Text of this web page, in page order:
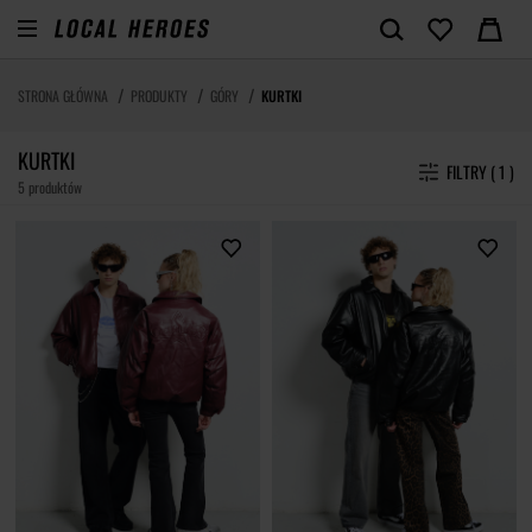
STRONA GŁÓWNA PRODUKTY GÓRY KURTKI
KURTKI
5 produktów
FILTRY ( 1 )